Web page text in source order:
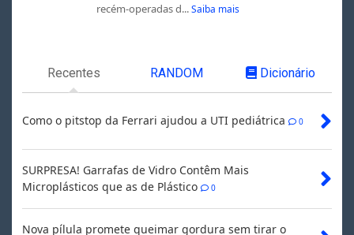
recém-operadas d... Saiba mais
Recentes RANDOM Dicionário
Como o pitstop da Ferrari ajudou a UTI pediátrica 0
SURPRESA! Garrafas de Vidro Contêm Mais
Microplásticos que as de Plástico
0
Nova pílula promete queimar gordura sem tirar o